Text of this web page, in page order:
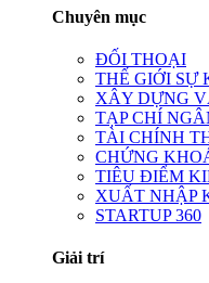
Chuyên mục
ĐỐI THOẠI
THẾ GIỚI SỰ
XÂY DỰNG
TẠP CHÍ
TÀI CHÍNH
CHỨNG
TIÊU ĐIỂM
XUẤT NHẬP
STARTUP 360
Giải trí